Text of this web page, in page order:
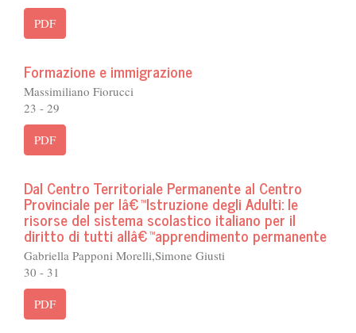
PDF
Formazione e immigrazione
Massimiliano Fiorucci
23 - 29
PDF
Dal Centro Territoriale Permanente al Centro
Provinciale per lâ€™Istruzione degli Adulti: le
risorse del sistema scolastico italiano per il
diritto di tutti allâ€™apprendimento permanente
Gabriella Papponi Morelli,Simone Giusti
30 - 31
PDF